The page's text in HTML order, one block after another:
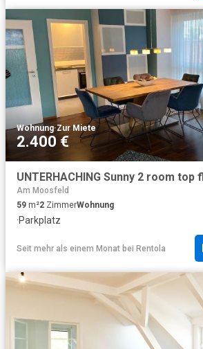
Wohnung·Zur Miete
2.400 €
Am Moosfeld
59 m²2 ZimmerWohnung
·Parkplatz
Seit mehr als einem Monat bei Rentola